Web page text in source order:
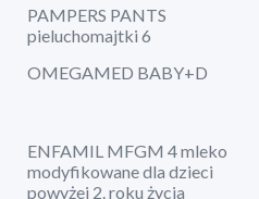
PAMPERS PANTS
pieluchomajtki 6
OMEGAMED BABY+D
ENFAMIL MFGM 4 mleko
modyfikowane dla dzieci
powyżej 2. roku życia